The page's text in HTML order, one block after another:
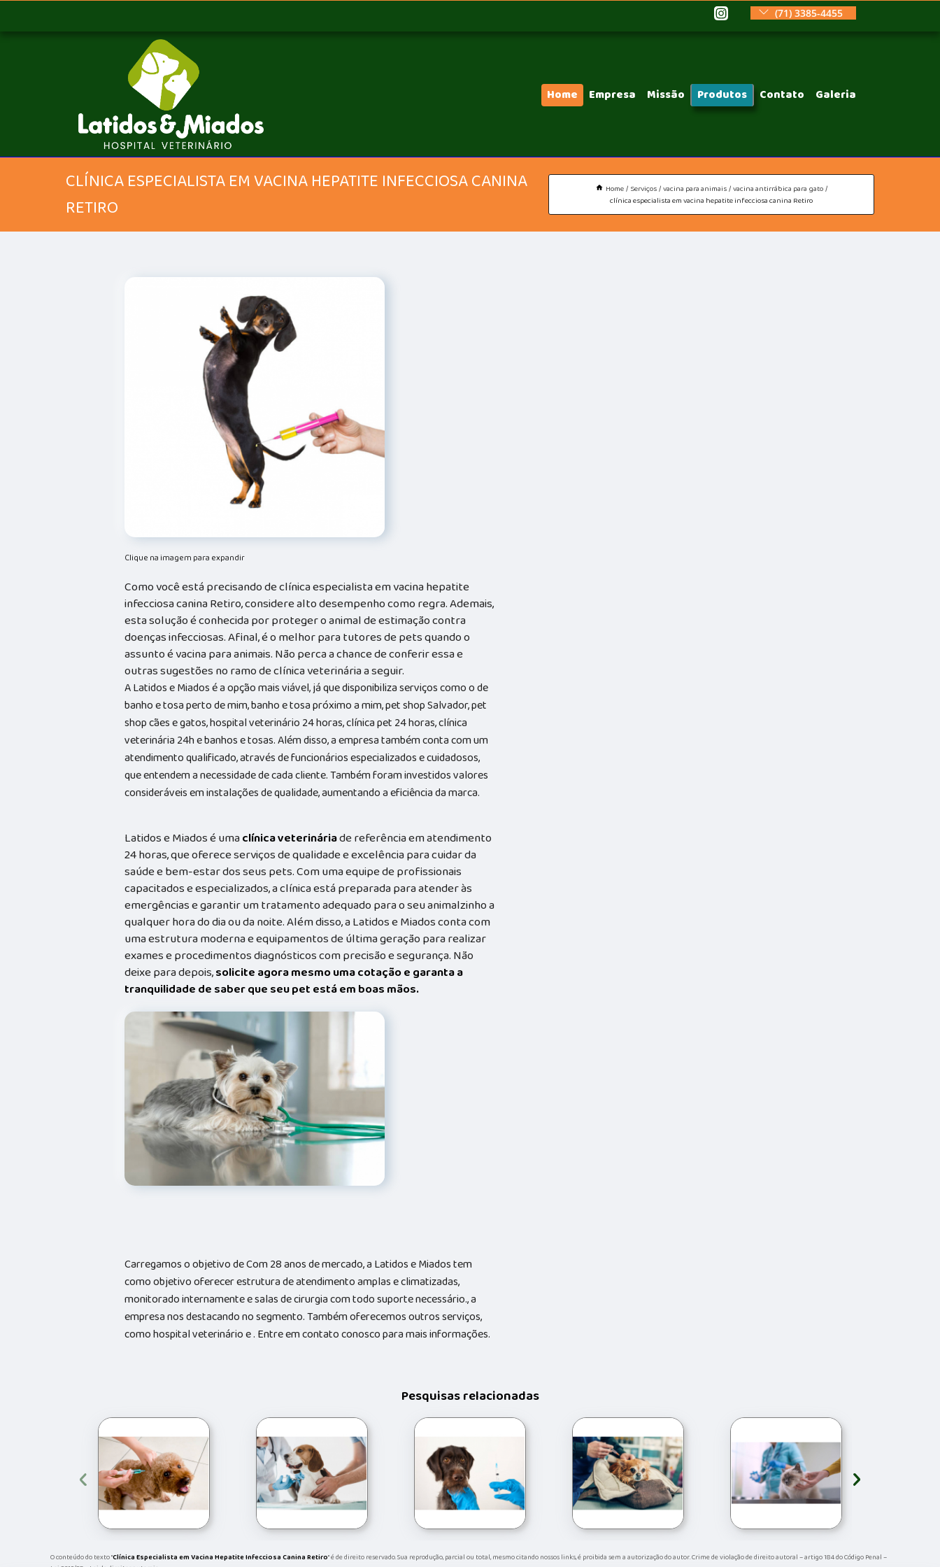
(71) 3385-4455
Home Empresa Missão Produtos Contato Galeria
CLÍNICA ESPECIALISTA EM VACINA HEPATITE INFECCIOSA CANINA
RETIRO
Home Serviços vacina para animais vacina antirrábica para gato
clínica especialista em vacina hepatite infecciosa canina Retiro
Clique na imagem para expandir
Como você está precisando de clínica especialista em vacina hepatite
infecciosa canina Retiro, considere alto desempenho como regra. Ademais,
esta solução é conhecida por proteger o animal de estimação contra
doenças infecciosas. Afinal, é o melhor para tutores de pets quando o
assunto é vacina para animais. Não perca a chance de conferir essa e
outras sugestões no ramo de clínica veterinária a seguir.
A Latidos e Miados é a opção mais viável, já que disponibiliza serviços como o de
banho e tosa perto de mim, banho e tosa próximo a mim, pet shop Salvador, pet
shop cães e gatos, hospital veterinário 24 horas, clínica pet 24 horas, clínica
veterinária 24h e banhos e tosas. Além disso, a empresa também conta com um
atendimento qualificado, através de funcionários especializados e cuidadosos,
que entendem a necessidade de cada cliente. Também foram investidos valores
consideráveis em instalações de qualidade, aumentando a eficiência da marca.
Latidos e Miados é umaclínica veterináriade referência em atendimento
24 horas, que oferece serviços de qualidade e excelência para cuidar da
saúde e bem-estar dos seus pets. Com uma equipe de profissionais
capacitados e especializados, a clínica está preparada para atender às
emergências e garantir um tratamento adequado para o seu animalzinho a
qualquer hora do dia ou da noite. Além disso, a Latidos e Miados conta com
uma estrutura moderna e equipamentos de última geração para realizar
exames e procedimentos diagnósticos com precisão e segurança. Não
deixe para depois,solicite agora mesmo uma cotação e garanta a
tranquilidade de saber que seu pet está em boas mãos.
Carregamos o objetivo de Com 28 anos de mercado, a Latidos e Miados tem
como objetivo oferecer estrutura de atendimento amplas e climatizadas,
monitorado internamente e salas de cirurgia com todo suporte necessário., a
empresa nos destacando no segmento. Também oferecemos outros serviços,
como hospital veterinário e . Entre em contato conosco para mais informações.
Pesquisas relacionadas
‹ ›
O conteúdo do texto "Clínica Especialista em Vacina Hepatite Infecciosa Canina Retiro" é de direito reservado. Sua reprodução, parcial ou total, mesmo citando nossos links, é proibida sem a autorização do autor. Crime de violação de direito autoral – artigo 184 do Código Penal –